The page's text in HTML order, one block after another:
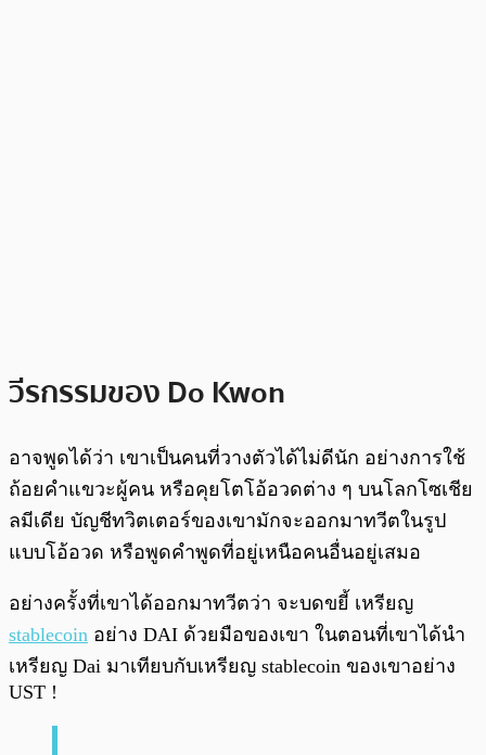
วีรกรรมของ Do Kwon
อาจพูดได้ว่า เขาเป็นคนที่วางตัวได้ไม่ดีนัก อย่างการใช้
ถ้อยคำแขวะผู้คน หรือคุยโตโอ้อวดต่าง ๆ บนโลกโซเชีย
ลมีเดีย บัญชีทวิตเตอร์ของเขามักจะออกมาทวีตในรูป
แบบโอ้อวด หรือพูดคำพูดที่อยู่เหนือคนอื่นอยู่เสมอ
อย่างครั้งที่เขาได้ออกมาทวีตว่า จะบดขยี้ เหรียญ
stablecoin อย่าง DAI ด้วยมือของเขา ในตอนที่เขาได้นำ
เหรียญ Dai มาเทียบกับเหรียญ stablecoin ของเขาอย่าง
UST !